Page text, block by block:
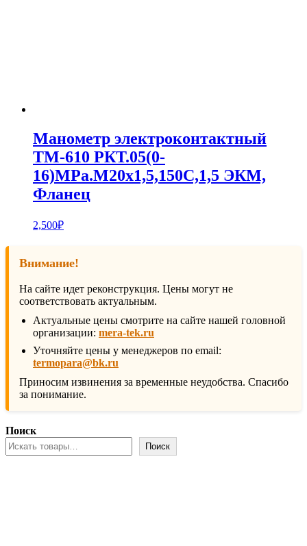
Манометр электроконтактный
ТМ-610 РКТ.05(0-
16)MPa.М20х1,5,150С,1,5 ЭКМ,
Фланец
2,500₽
Внимание!
На сайте идет реконструкция. Цены могут не
соответствовать актуальным.
Актуальные цены смотрите на сайте нашей головной
организации: mera-tek.ru
Уточняйте цены у менеджеров по email:
termopara@bk.ru
Приносим извинения за временные неудобства. Спасибо
за понимание.
Поиск
Поиск